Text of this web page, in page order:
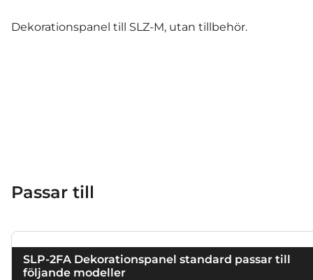
Dekorationspanel till SLZ-M, utan tillbehör.
Passar till
SLP-2FA Dekorationspanel standard passar till
följande modeller